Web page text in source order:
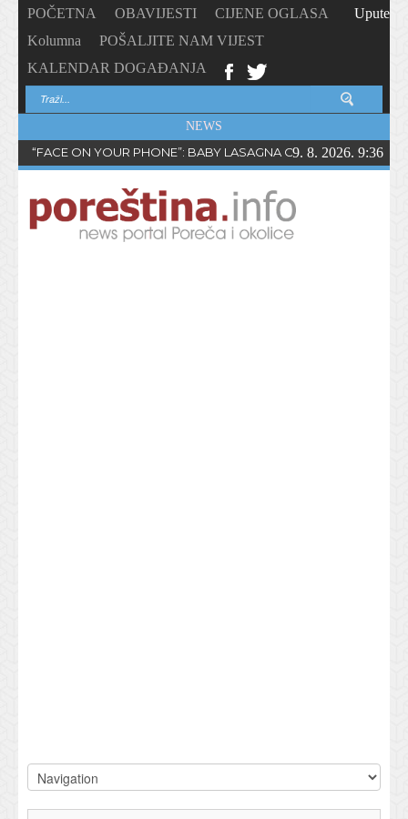
POČETNA OBAVIJESTI
CIJENE OGLASA
Kolumna
POŠALJITE NAM VIJEST
KALENDAR DOGAĐANJA
Upute
NEWS
“FACE ON YOUR PHONE”: BABY LASAGNA OBJAVIO NOVI
9. 8. 2026. 9:36